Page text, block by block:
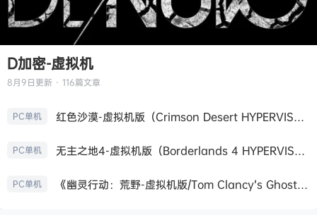
D加密-虚拟机
8月9日更新 · 116篇文章
PC单机 红色沙漠-虚拟机版（Crimson Desert HYPERVISOR）免安装中文版
PC单机 无主之地4-虚拟机版（Borderlands 4 HYPERVISOR）免安装中文版
PC单机 《幽灵行动：荒野-虚拟机版/Tom Clancy’s Ghost Recon Wildlands HYPERVISOR》免安装中文版